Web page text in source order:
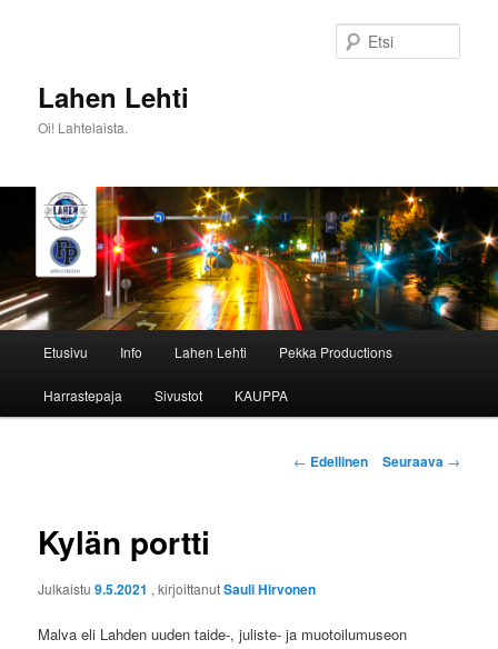
Lahen Lehti
Oi! Lahtelaista.
Etusivu Info Lahen Lehti Pekka Productions
Harrastepaja Sivustot KAUPPA
Artikkelien
← Edellinen Seuraava →
Kylän portti
Julkaistu9.5.2021 , kirjoittanutSauli Hirvonen
Malva eli Lahden uuden taide-, juliste- ja muotoilumuseon